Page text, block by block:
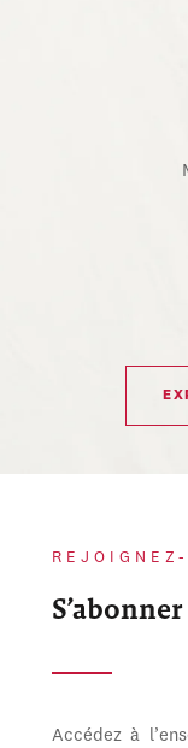
REJOIGNEZ-
Accédez à